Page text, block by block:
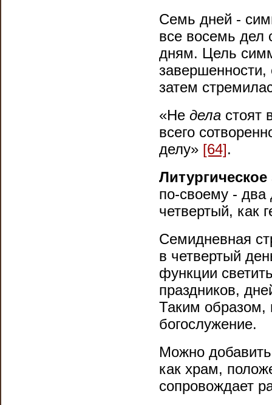
Семь дней -
все восемь дел
дням. Цель
завершенности,
затем
«Не дела стоят
всего
делу» [64].
Литургическое
по-своему - два
четвертый, как
Семидневная
в четвертый
функции
праздников,
Таким образом,
богослужение.
Можно
как храм,
сопровождает